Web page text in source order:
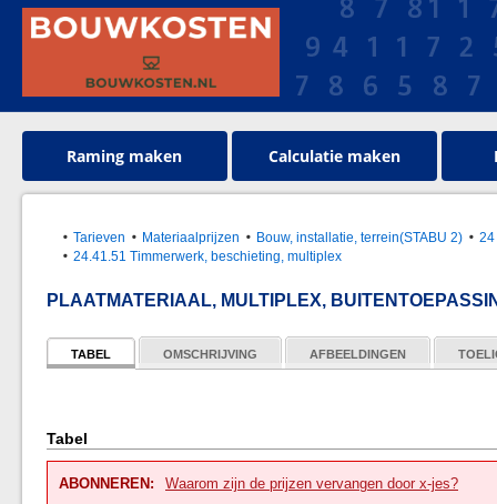
Raming maken Calculatie maken
Tarieven Materiaalprijzen Bouw, installatie, terrein(STABU 2)
24.41.51 Timmerwerk, beschieting, multiplex
PLAATMATERIAAL, MULTIPLEX,
TABEL OMSCHRIJVING AFBEELDINGEN
Tabel
ABONNEREN: Waarom zijn de prijzen vervangen door x-jes?